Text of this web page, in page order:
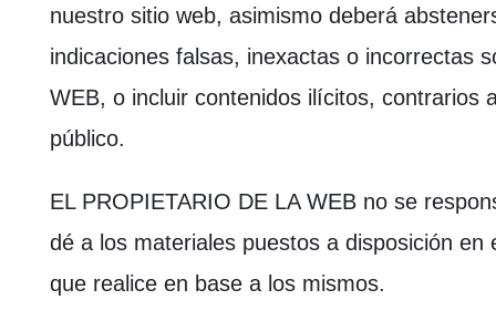
nuestro sitio web, asimismo deberá
indicaciones falsas, inexactas o incorrectas
WEB, o incluir contenidos ilícitos, contrarios
público.
EL PROPIETARIO DE LA WEB no se
dé a los materiales puestos a disposición
que realice en base a los mismos.